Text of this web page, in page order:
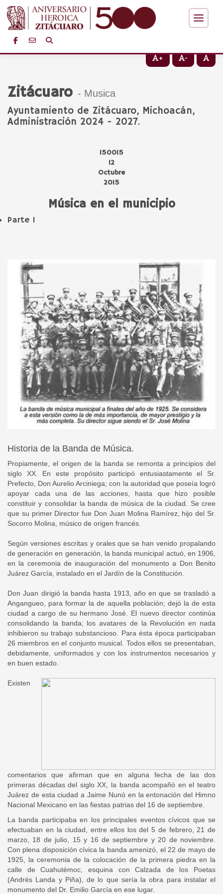
+ -
Zitácuaro - Musica
Ayuntamiento de Zitácuaro, Michoacán,
Administración 2024 - 2027.
150015
12
Octubre
2015
Música en el municipio
Parte 1
Historia de la Banda de Música.
Propiamente, el origen de la banda se remonta a principios del
siglo XX. En este propósito participó entusiastamente el Sr.
Prefecto, Don Aurelio Arciniega; con la autoridad que poseía logró
apoyar cada una de las acciones, hasta que hizo posible
constituir y consolidar la banda de música de la ciudad. Se cree
que su primer Director fue Don Juan Molina Ramírez, hijo del Sr.
Socorro Molina, músico de origen francés.
Según versiones escritas y orales que se han venido propalando
de generación en generación, la banda municipal actuó, en 1906,
en la ceremonia de inauguración del monumento a Don Benito
Juárez García, instalado en el Jardín de la Constitución.
Don Juan dirigió la banda hasta 1913, año en que se trasladó a
Angangueo, para formar la de aquella población; dejó la de esta
ciudad a cargo de su hermano José. El nuevo director continúa
consolidando la banda; los avatares de la Revolución en nada
inhibieron su trabajo substancioso. Para ésta época participaban
26 miembros en el conjunto musical. Todos ellos se presentaban,
debidamente, uniformados y con los instrumentos necesarios y
en buen estado.
Existen
comentarios que afirman que en alguna fecha de las dos
primeras décadas del siglo XX, la banda acompañó en el teatro
Juárez de esta ciudad a Jaime Nunó en la entonación del Himno
Nacional Mexicano en las fiestas patrias del 16 de septiembre.
La banda participaba en los principales eventos cívicos que se
efectuaban en la ciudad, entre ellos los del 5 de febrero, 21 de
marzo, 18 de julio, 15 y 16 de septiembre y 20 de noviembre.
Con plena disposición cívica la banda amenizó, el 22 de mayo de
1925, la ceremonia de la colocación de la primera piedra en la
calle de Cuahutémoc, esquina con Calzada de los Poetas
(Andrés Landa y Piña), de lo que sería la obra para instalar el
monumento del Dr. Emilio García en ese lugar.